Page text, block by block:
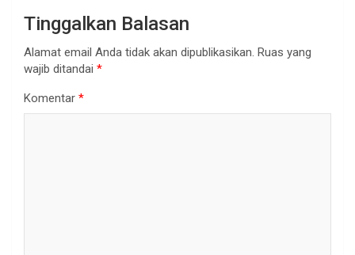
Tinggalkan Balasan
Alamat email Anda tidak akan dipublikasikan. Ruas yang
wajib ditandai *
Komentar *